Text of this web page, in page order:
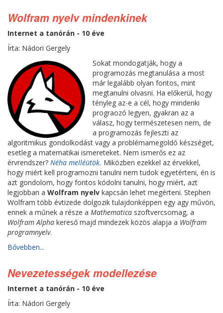
Wolfram nyelv mindenkinek
Internet a tanórán - 10 éve
Írta: Nádori Gergely
Sokat mondogatják, hogy a
programozás megtanulása a most
már legalább olyan fontos, mint
megtanulni olvasni. Ha előkerül, hogy
tényleg az-e a cél, hogy mindenki
prograozó legyen, gyakran az a
válasz, hogy természetesen nem, de
a programozás fejleszti az
algoritmikus gondolkodást vagy a problémamegoldó készséget,
esetleg a matematikai ismereteket. Nem ismerős ez az
érvrendszer? Néha melléütök. Miközben ezekkel az érvekkel,
hogy miért kell programozni tanulni nem tudok egyetérteni, én is
azt gondolom, hogy fontos kódolni tanulni, hogy miért, azt
legjobban a Wolfram nyelv kapcsán lehet megérteni. Stephen
Wolfram több évtizede dolgozik tulajdonképpen egy agy művön,
ennek a műnek a része a Mathematica szoftvercsomag, a
Wolfram Alpha kereső majd mindezek közös alapja a Wolfram
programnyelv.
Bővebben...
Nevezetességek modellezése
Internet a tanórán - 10 éve
Írta: Nádori Gergely